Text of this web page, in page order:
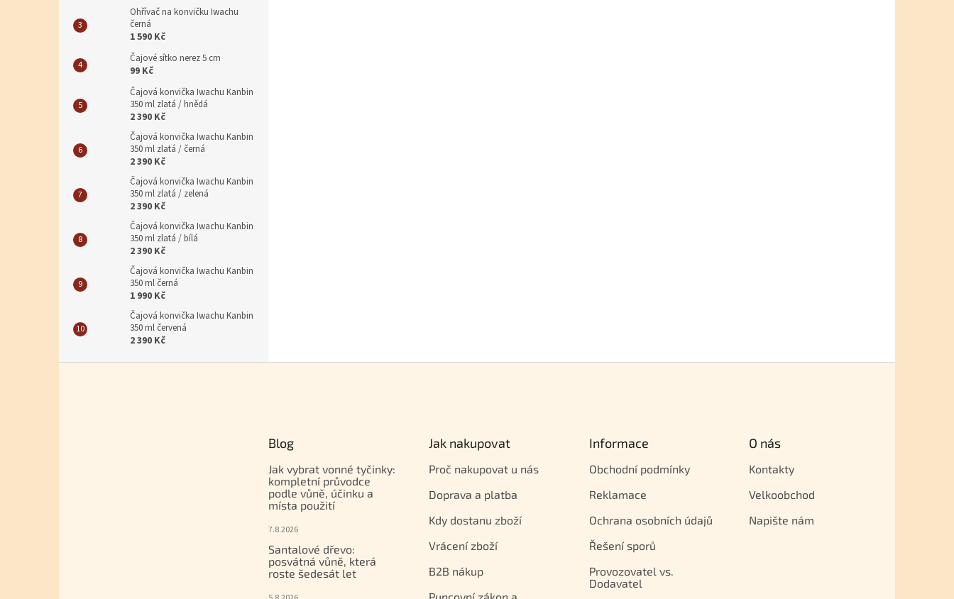
Ohřívač na konvičku Iwachu
černá
1 590 Kč
Čajové sítko nerez 5 cm
99 Kč
Čajová konvička Iwachu Kanbin
350 ml zlatá / hnědá
2 390 Kč
Čajová konvička Iwachu Kanbin
350 ml zlatá / černá
2 390 Kč
Čajová konvička Iwachu Kanbin
350 ml zlatá / zelená
2 390 Kč
Čajová konvička Iwachu Kanbin
350 ml zlatá / bílá
2 390 Kč
Čajová konvička Iwachu Kanbin
350 ml černá
1 990 Kč
Čajová konvička Iwachu Kanbin
350 ml červená
2 390 Kč
Blog
Jak vybrat vonné tyčinky:
kompletní průvodce
podle vůně, účinku a
místa použití
7.8.2026
Santalové dřevo:
posvátná vůně, která
roste šedesát let
Jak nakupovat
Proč nakupovat u nás
Doprava a platba
Kdy dostanu zboží
Vrácení zboží
B2B nákup
Informace
Obchodní podmínky
Reklamace
Ochrana osobních údajů
Řešení sporů
Provozovatel vs.
Dodavatel
O nás
Kontakty
Velkoobchod
Napište nám